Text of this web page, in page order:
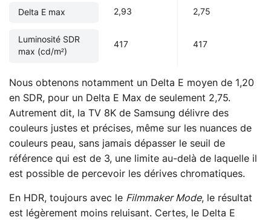
Delta E max 2,93 2,75
Luminosité SDR
max (cd/m²)
417 417
Nous obtenons notamment un Delta E moyen de 1,20
en SDR, pour un Delta E Max de seulement 2,75.
Autrement dit, la TV 8K de Samsung délivre des
couleurs justes et précises, même sur les nuances de
couleurs peau, sans jamais dépasser le seuil de
référence qui est de 3, une limite au-delà de laquelle il
est possible de percevoir les dérives chromatiques.
En HDR, toujours avec le Filmmaker Mode, le résultat
est légèrement moins reluisant. Certes, le Delta E